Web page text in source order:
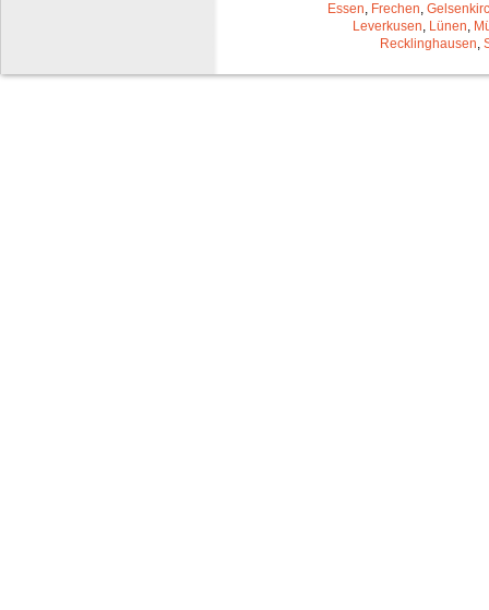
Essen, Frechen,
Leverkusen, Lünen,
Recklinghausen,